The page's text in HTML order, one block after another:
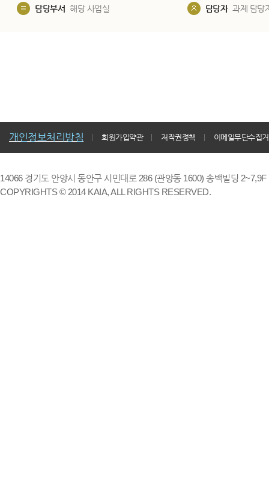
담당부서 해당 사업실 담당자 과제 담당
개인정보처리방침 회원가입약관 저작권정책 이메일무단수집
14066 경기도 안양시 동안구 시민대로 286 (관양동 1600) 송백빌딩
COPYRIGHTS © 2014 KAIA, ALL RIGHTS RESERVED.